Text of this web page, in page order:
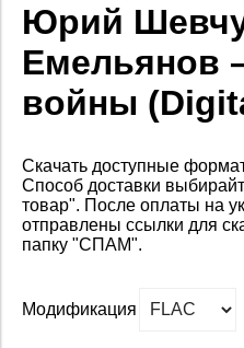
Юрий
Емельянов
войны
Скачать доступные
Способ доставки
товар". После оплаты на
отправлены ссылки для
папку "СПАМ".
Модификация